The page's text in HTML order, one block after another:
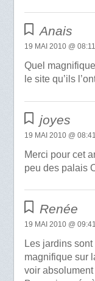
Anais
19 MAI 2010 @ 08:11
Quel
le site qu’ils
joyes
19 MAI 2010 @ 08:41
Merci pour cet
peu des palais
Renée
19 MAI 2010 @ 09:41
Les jardins
magnifique sur
voir